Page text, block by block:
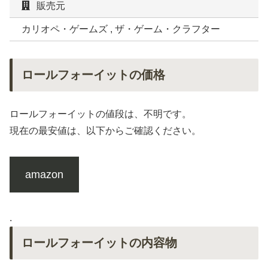
販売元
カリオペ・ゲームズ , ザ・ゲーム・クラフター
ロールフォーイットの価格
ロールフォーイットの値段は、不明です。
現在の最安値は、以下からご確認ください。
amazon
.
ロールフォーイットの内容物